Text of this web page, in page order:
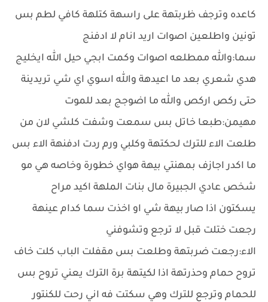
كاعده وترجف ظربتهة على راسهة كتلهة كافي لطم بس
تونين واطلعين اصوات اريد انام لا ادفنج
سما:والله ممطلعه اصوات وكمت ابجي حيل الله ايخليج
هدي شعري بعد ما اعيدهة والله اسوي اي شي تريدينة
حتى ركص اركص والله ما اضوجج بعد للموت
مهيمن:طبعا خاتل بس سمعت وشفت كلشي لان من
طلعت الاء للترك لحكتهة وكلبي ورم ردت ادفنهة الاء بس
ما اكدر اجازف بمهنتي بيهة هواي خطورة وخاصه هي مو
شخص عادي الجبيرة مال بنات الملهة اكيد مراح
يسكتون اذا صار بيهة شي او اخذت سما كدام عينهة
رجعت ختلت قبل لا ترجع وتشوفني
الاء:رجعت ضربتهة وطلعت بس مقفلت الباب كلت خاف
تروح حمام وحذرتهة اذا لكيتهة برة الترك يعني تروح بس
للحمام وترجع للترك وهي سكتت فه اني رحت للكنتور